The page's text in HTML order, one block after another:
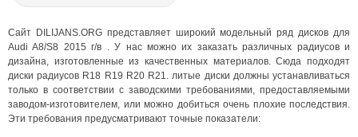
Сайт DILIJANS.ORG представляет широкий модельный ряд дисков для
Audi A8/S8 2015 г/в . У нас можно их заказать различных радиусов и
дизайна, изготовленные из качественных материалов. Сюда подходят
диски радиусов R18 R19 R20 R21. литые диски должны устанавливаться
только в соответствии с заводскими требованиями, предоставляемыми
заводом-изготовителем, или можно добиться очень плохие последствия.
Эти требования предусматривают точные показатели: